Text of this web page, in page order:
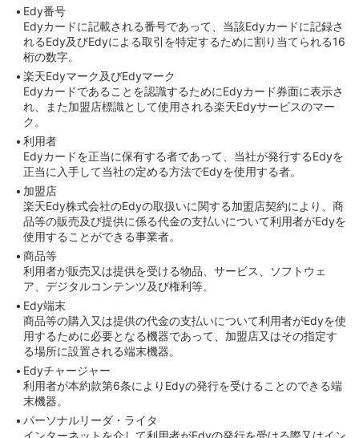
Edy番号
Edyカードに記載される番号であって、当該Edyカードに記録さ
れるEdy及びEdyによる取引を特定するために割り当てられる16
桁の数字。
楽天Edyマーク及びEdyマーク
Edyカードであることを認識するためにEdyカード券面に表示さ
れ、また加盟店標識として使用される楽天Edyサービスのマー
ク。
利用者
Edyカードを正当に保有する者であって、当社が発行するEdyを
正当に入手して当社の定める方法でEdyを使用する者。
加盟店
楽天Edy株式会社のEdyの取扱いに関する加盟店契約により、商
品等の販売及び提供に係る代金の支払いについて利用者がEdyを
使用することができる事業者。
商品等
利用者が販売又は提供を受ける物品、サービス、ソフトウェ
ア、デジタルコンテンツ及び権利等。
Edy端末
商品等の購入又は提供の代金の支払いについて利用者がEdyを使
用するために必要となる機器であって、加盟店又はその指定す
る場所に設置される端末機器。
Edyチャージャー
利用者が本約款第6条によりEdyの発行を受けることのできる端
末機器。
パーソナルリーダ・ライタ